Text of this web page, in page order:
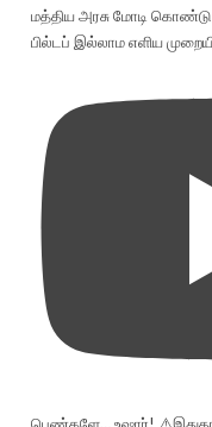
மத்திய அரசு மோடி
பில்டப் இல்லாம எளிய